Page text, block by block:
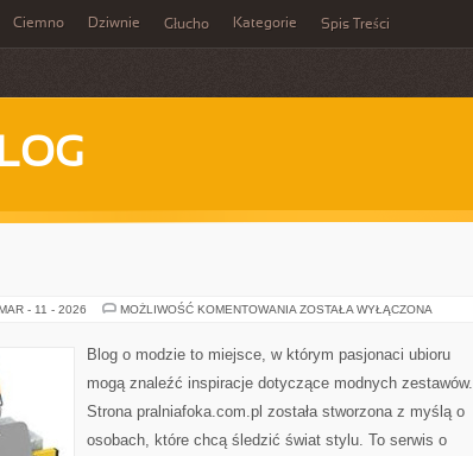
Ciemno Dziwnie Głucho Kategorie Spis Treści
- 11 - 2026 MOŻLIWOŚĆ KOMENTOWANIA DIOR
ZOSTAŁA WYŁĄCZONA
Blog o modzie to miejsce, w którym pasjonaci ubioru
mogą znaleźć inspiracje dotyczące modnych zestawów.
Strona pralniafoka.com.pl została stworzona z myślą o
osobach, które chcą śledzić świat stylu. To serwis o